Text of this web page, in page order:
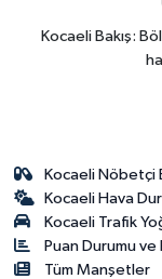
Kocaeli Bakış:
Kocaeli Nöbetçi
Kocaeli Hava
Kocaeli Trafik
Puan Durumu ve
Tüm Manşetler